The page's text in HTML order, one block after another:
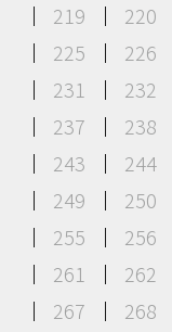
219
220
225
226
231
232
237
238
243
244
249
250
255
256
261
262
267
268